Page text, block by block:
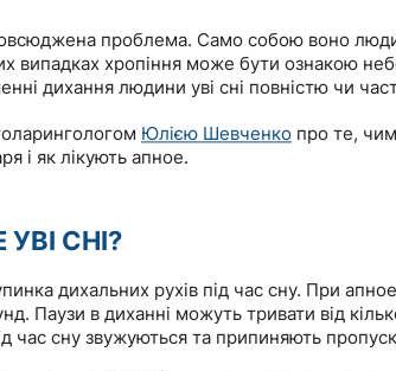
проблема. Само собою воно
випадках хропіння може бути ознакою
дихання людини уві сні повністю чи
Юлією Шевченкопро те,
і як лікують апное.
СНІ?
дихальних рухів під час сну. При
Паузи в диханні можуть тривати від
час сну звужуються та припиняють